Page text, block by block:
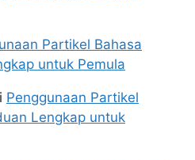
Partikel Bahasa
untuk Pemula
Penggunaan Partikel
Lengkap untuk